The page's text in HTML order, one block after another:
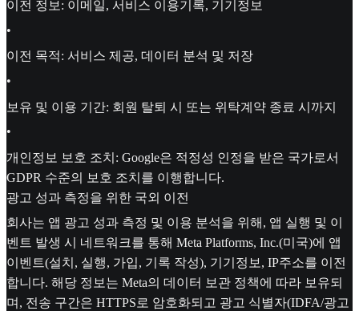
이전 정보: 이메일, 서비스 이용기록, 기기정보
•
이전 목적: 서비스 제공, 데이터 분석 및 저장
•
보유 및 이용 기간: 회원 탈퇴 시 또는 위탁계약 종료 시까지
•
개인정보 보호 조치: Google은 적정성 인정을 받은 국가로서
GDPR 수준의 보호 조치를 이행합니다.
광고 성과 측정을 위한 국외 이전
회사는 앱 광고 성과 측정 및 이용 분석을 위해, 앱 실행 및 이
벤트 발생 시 네트워크를 통해 Meta Platforms, Inc.(미국)에 앱
이벤트(설치, 실행, 가입, 기록 작성), 기기정보, IP주소를 이전
합니다. 해당 정보는 Meta의 데이터 보관 정책에 따라 보유되
며, 전송 구간은 HTTPS로 암호화되고 광고 식별자(IDFA/광고